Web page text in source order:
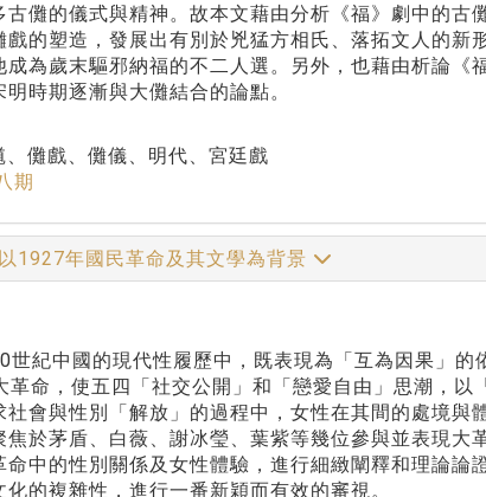
古儺的儀式與精神。故本文藉由分析《福》劇中的古
的塑造，發展出有別於兇猛方相氏、落拓文人的新
成為歲末驅邪納福的不二人選。另外，也藉由析論《
時期逐漸與大儺結合的論點。
、儺戲、儺儀、明代、宮廷戲
期
1927年國民革命及其文學為背景
世紀中國的現代性履歷中，既表現為「互為因果」的
命，使五四「社交公開」和「戀愛自由」思潮，以
社會與性別「解放」的過程中，女性在其間的處境
焦於茅盾、白薇、謝冰瑩、葉紫等幾位參與並表現大
命中的性別關係及女性體驗，進行細緻闡釋和理論論
的複雜性，進行一番新穎而有效的審視。